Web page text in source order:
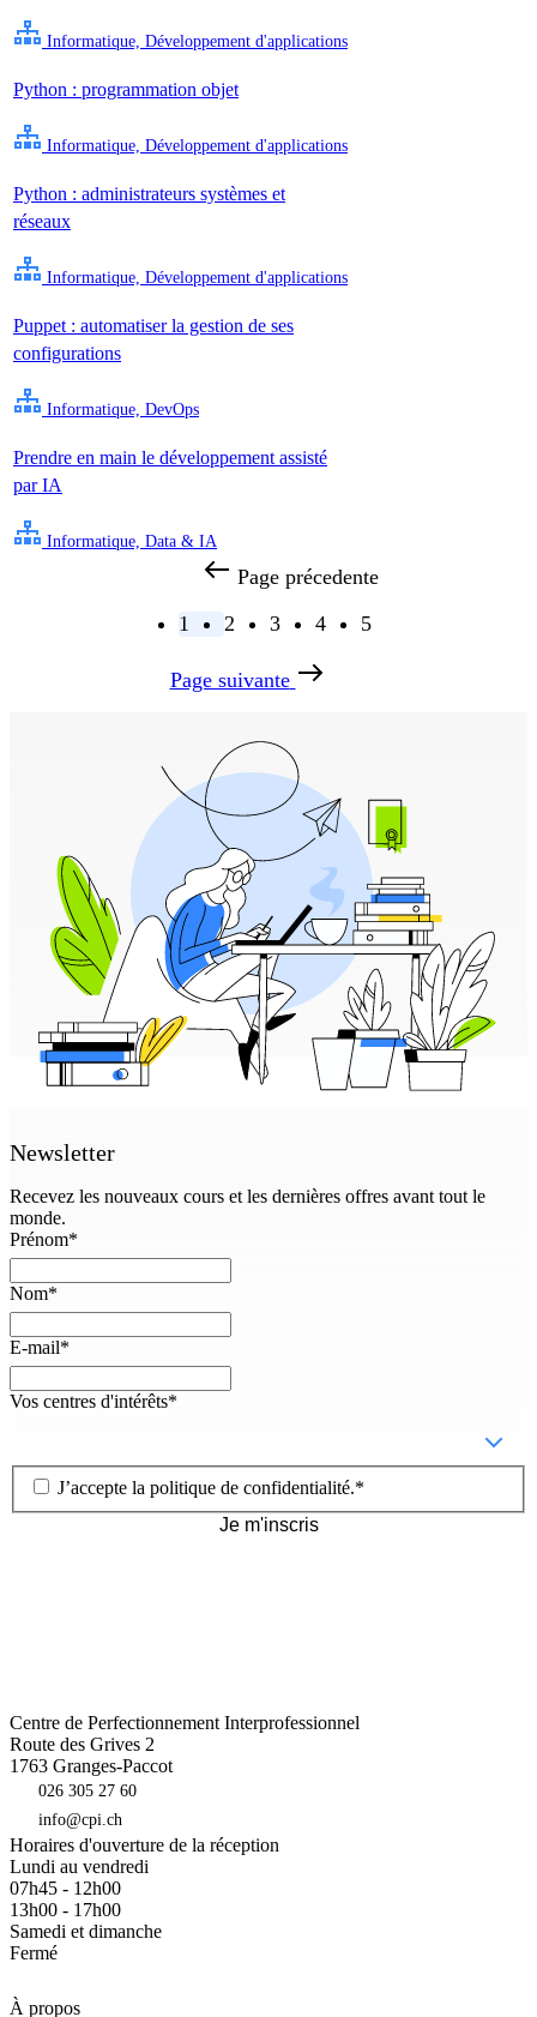
Informatique, Développement d'applications
Python : programmation objet
Informatique, Développement d'applications
Python : administrateurs systèmes et
réseaux
Informatique, Développement d'applications
Puppet : automatiser la gestion de ses
configurations
Informatique, DevOps
Prendre en main le développement assisté
par IA
Informatique, Data & IA
Page précedente
1
2 3 4 5
Page suivante
Newsletter
Recevez les nouveaux cours et les dernières offres avant tout le
monde.
Prénom*
Nom*
E-mail*
Vos centres d'intérêts*
J’accepte la politique de confidentialité.*
Je m'inscris
Centre de Perfectionnement Interprofessionnel
Route des Grives 2
1763 Granges-Paccot
026 305 27 60
info@cpi.ch
Horaires d'ouverture de la réception
Lundi au vendredi
07h45 - 12h00
13h00 - 17h00
Samedi et dimanche
Fermé
À propos